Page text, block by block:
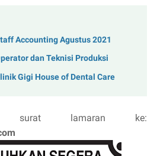
Accounting Agustus 2021
dan Teknisi Produksi
Gigi House of Dental Care
surat lamaran ke: